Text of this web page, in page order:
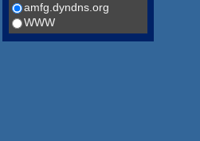
amfg.dyndns.org
WWW